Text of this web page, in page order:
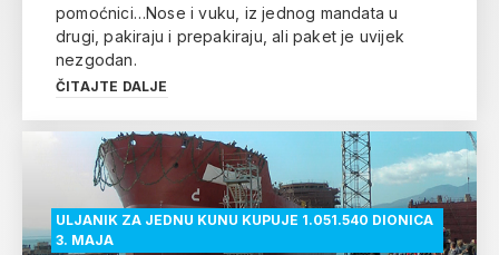
pomoćnici…Nose i vuku, iz jednog mandata u
drugi, pakiraju i prepakiraju, ali paket je uvijek
nezgodan.
ČITAJTE DALJE
ULJANIK ZA JEDNU KUNU KUPUJE 1.051.540 DIONICA
3. MAJA